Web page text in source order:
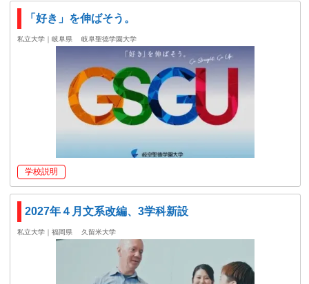
「好き」を伸ばそう。
私立大学｜岐阜県 岐阜聖徳学園大学
学校説明
2027年４月文系改編、3学科新設
私立大学｜福岡県 久留米大学